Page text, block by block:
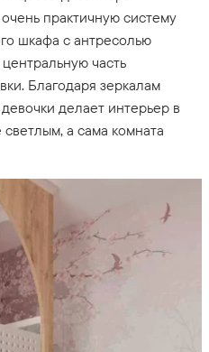
практичную систему
шкафа с антресолью
часть
Благодаря зеркалам
делает интерьер в
а сама комната